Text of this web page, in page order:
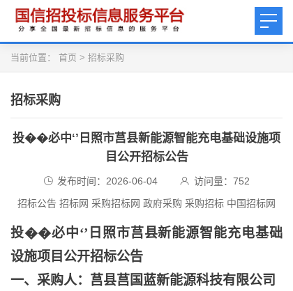
当前位置： 首页 > 招标采购
招标采购
投��必中‘’日照市莒县新能源智能充电基础设施项
目公开招标公告
发布时间：2026-06-04 访问量： 752
招标公告 招标网 采购招标网 政府采购 采购招标 中国招标网
投��必中‘’日照市莒县新能源智能充电基础
设施项目公开招标公告
一、采购人：莒县莒国蓝新能源科技有限公司